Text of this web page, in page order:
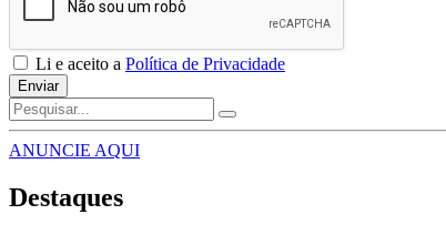
Li e aceito a Política de Privacidade
Enviar
ANUNCIE AQUI
Destaques